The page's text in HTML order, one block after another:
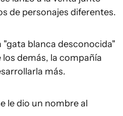
de personajes diferentes.
blanca desconocida"
demás, la compañía
más.
le dio un nombre al